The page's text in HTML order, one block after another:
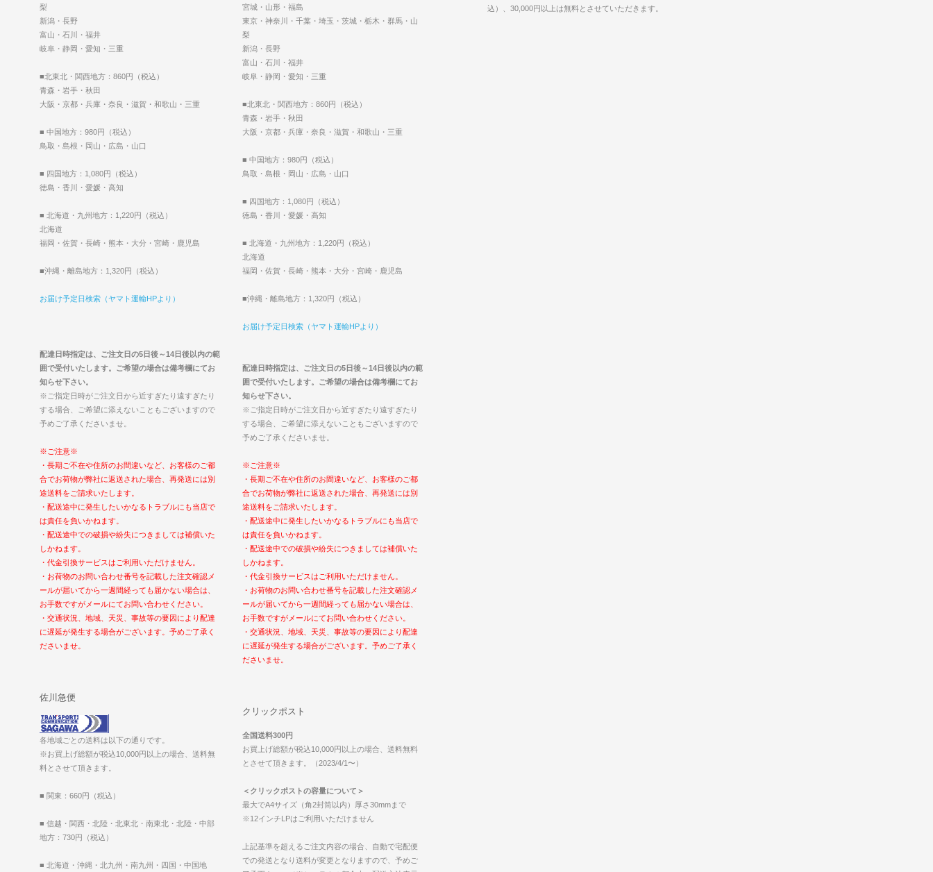
梨
新潟・長野
富山・石川・福井
岐阜・静岡・愛知・三重
■北東北・関西地方：860円（税込）
青森・岩手・秋田
大阪・京都・兵庫・奈良・滋賀・和歌山・三重
■ 中国地方：980円（税込）
鳥取・島根・岡山・広島・山口
■ 四国地方：1,080円（税込）
徳島・香川・愛媛・高知
■ 北海道・九州地方：1,220円（税込）
北海道
福岡・佐賀・長崎・熊本・大分・宮崎・鹿児島
■沖縄・離島地方：1,320円（税込）
お届け予定日検索（ヤマト運輸HPより）
配達日時指定は、ご注文日の5日後～14日後以内の範
囲で受付いたします。ご希望の場合は備考欄にてお
知らせ下さい。
※ご指定日時がご注文日から近すぎたり遠すぎたり
する場合、ご希望に添えないこともございますので
予めご了承くださいませ。
※ご注意※
・長期ご不在や住所のお間違いなど、お客様のご都
合でお荷物が弊社に返送された場合、再発送には別
途送料をご請求いたします。
・配送途中に発生したいかなるトラブルにも当店で
は責任を負いかねます。
・配送途中での破損や紛失につきましては補償いた
しかねます。
・代金引換サービスはご利用いただけません。
・お荷物のお問い合わせ番号を記載した注文確認メ
ールが届いてから一週間経っても届かない場合は、
お手数ですがメールにてお問い合わせください。
・交通状況、地域、天災、事故等の要因により配達
に遅延が発生する場合がございます。予めご了承く
ださいませ。
宮城・山形・福島
東京・神奈川・千葉・埼玉・茨城・栃木・群馬・山
梨
新潟・長野
富山・石川・福井
岐阜・静岡・愛知・三重
■北東北・関西地方：860円（税込）
青森・岩手・秋田
大阪・京都・兵庫・奈良・滋賀・和歌山・三重
■ 中国地方：980円（税込）
鳥取・島根・岡山・広島・山口
■ 四国地方：1,080円（税込）
徳島・香川・愛媛・高知
■ 北海道・九州地方：1,220円（税込）
北海道
福岡・佐賀・長崎・熊本・大分・宮崎・鹿児島
■沖縄・離島地方：1,320円（税込）
お届け予定日検索（ヤマト運輸HPより）
配達日時指定は、ご注文日の5日後～14日後以内の範
囲で受付いたします。ご希望の場合は備考欄にてお
知らせ下さい。
※ご指定日時がご注文日から近すぎたり遠すぎたり
する場合、ご希望に添えないこともございますので
予めご了承くださいませ。
※ご注意※
・長期ご不在や住所のお間違いなど、お客様のご都
合でお荷物が弊社に返送された場合、再発送には別
途送料をご請求いたします。
・配送途中に発生したいかなるトラブルにも当店で
は責任を負いかねます。
・配送途中での破損や紛失につきましては補償いた
しかねます。
・代金引換サービスはご利用いただけません。
・お荷物のお問い合わせ番号を記載した注文確認メ
ールが届いてから一週間経っても届かない場合は、
お手数ですがメールにてお問い合わせください。
・交通状況、地域、天災、事故等の要因により配達
に遅延が発生する場合がございます。予めご了承く
ださいませ。
佐川急便
各地域ごとの送料は以下の通りです。
※お買上げ総額が税込10,000円以上の場合、送料無
料とさせて頂きます。
■ 関東：660円（税込）
■ 信越・関西・北陸・北東北・南東北・北陸・中部
地方：730円（税込）
■ 北海道・沖縄・北九州・南九州・四国・中国地
クリックポスト
全国送料300円
お買上げ総額が税込10,000円以上の場合、送料無料
とさせて頂きます。（2023/4/1〜）
＜クリックポストの容量について＞
最大でA4サイズ（角2封筒以内）厚さ30mmまで
※12インチLPはご利用いただけません
上記基準を超えるご注文内容の場合、自動で宅配便
での発送となり送料が変更となりますので、予めご
込）、30,000円以上は無料とさせていただきます。